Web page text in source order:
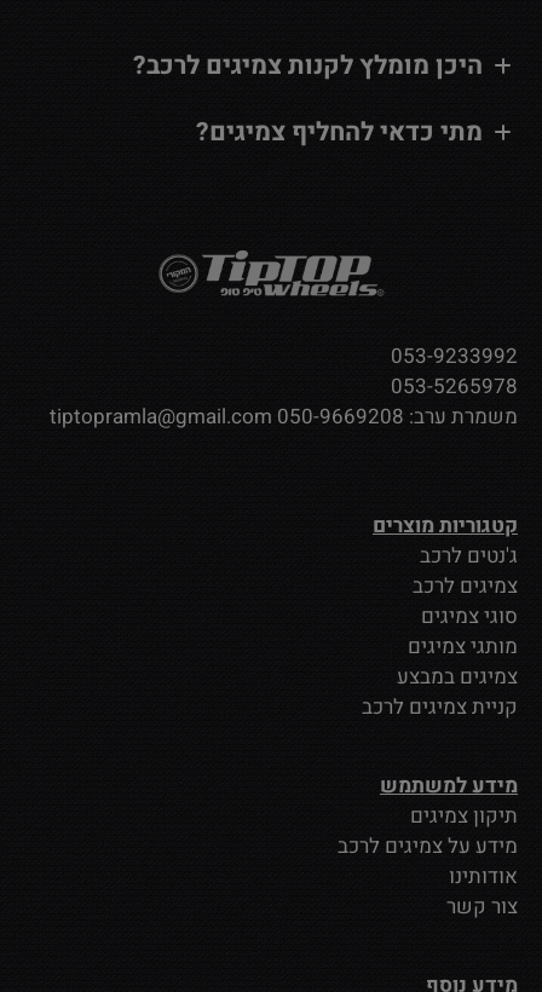
היכן מומלץ לקנות צמיגים לרכב?
מתי כדאי להחליף צמיגים?
053-9233992
053-5265978
משמרת ערב: 050-9669208
tiptopramla@gmail.com
קטגוריות מוצרים
ג'נטים לרכב
צמיגים לרכב
סוגי צמיגים
מותגי צמיגים
צמיגים במבצע
קניית צמיגים לרכב
מידע למשתמש
תיקון צמיגים
מידע על צמיגים לרכב
אודותינו
צור קשר
מידע נוסף